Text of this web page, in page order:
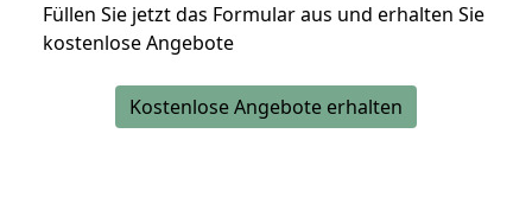
Füllen Sie jetzt das Formular aus und erhalten Sie
kostenlose Angebote
Kostenlose Angebote erhalten